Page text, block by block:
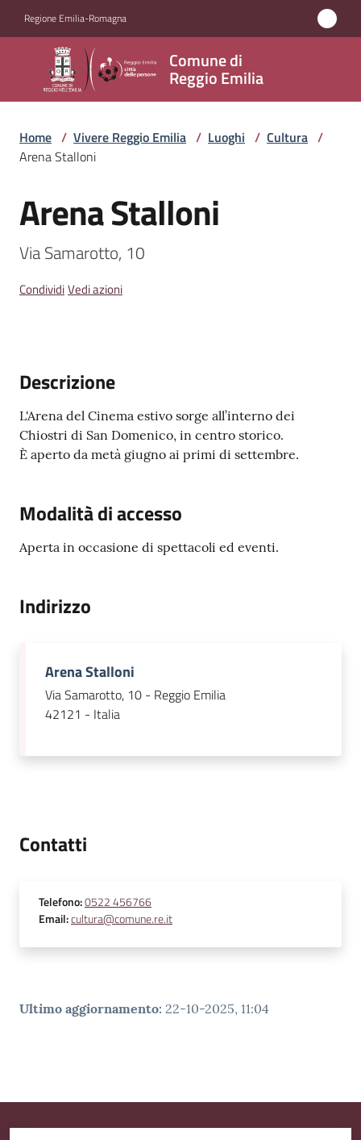
Regione Emilia-Romagna
Comune di
Reggio Emilia
Comune
di
Reggio
Emilia
Amministrazione
Servizi
Novità
Menu selezionato
argomenti
T
i
Home / Vivere Reggio Emilia / Luoghi / Cultura /
Arena Stalloni
Salta al contenuto
Arena Stalloni
Via Samarotto, 10
CondividiVedi azioni
Descrizione
L'Arena del Cinema estivo sorge all’interno dei
Chiostri di San Domenico, in centro storico.
È aperto da metà giugno ai primi di settembre.
Modalità di accesso
Aperta in occasione di spettacoli ed eventi.
Indirizzo
Arena Stalloni
Via Samarotto, 10 - Reggio Emilia
42121 - Italia
Contatti
Telefono:0522 456766
Email:cultura@comune.re.it
Ultimo aggiornamento: 22-10-2025, 11:04